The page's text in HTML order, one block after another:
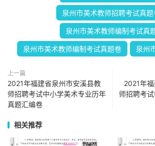
泉州市美术教师招聘考试真题
泉州市美术教师编制考试真
泉州市美术教师编制考试真题卷 泉州
上一篇
2021年福建省泉州市安溪县教
师招聘考试中小学美术专业历年
真题汇编卷
2021年
师招聘考
相关推荐